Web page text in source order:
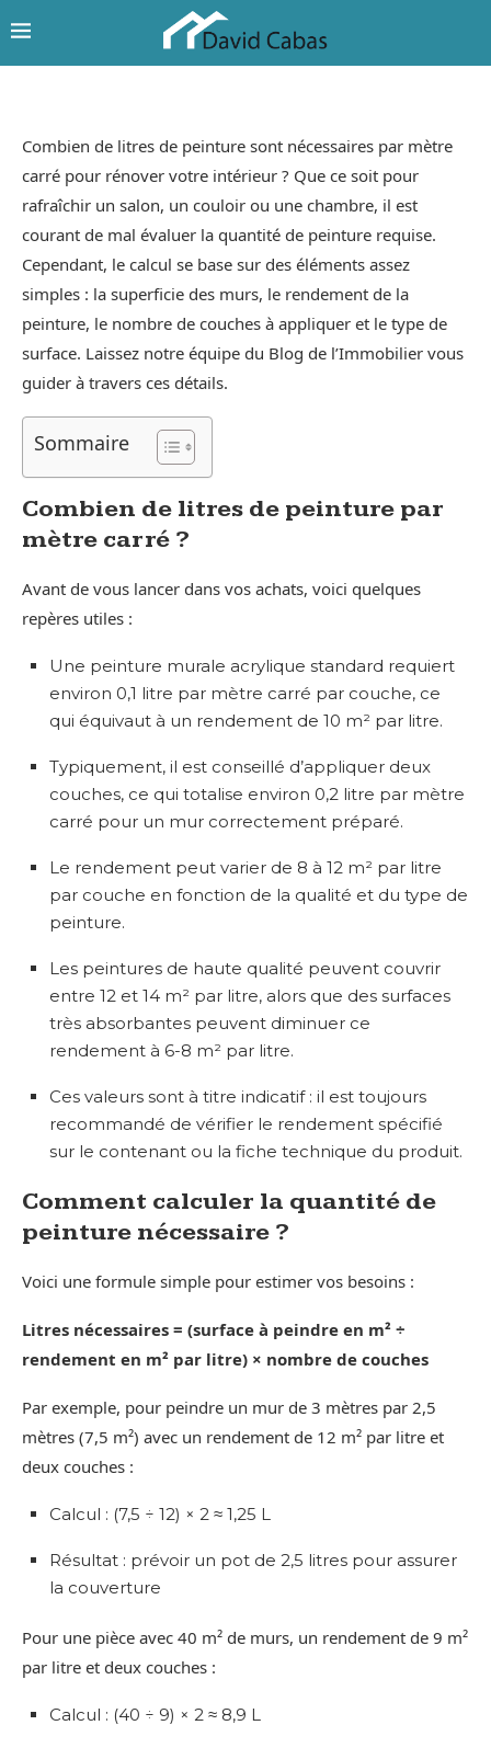
Combien de litres de peinture sont nécessaires par mètre
carré pour rénover votre intérieur ? Que ce soit pour
rafraîchir un salon, un couloir ou une chambre, il est
courant de mal évaluer la quantité de peinture requise.
Cependant, le calcul se base sur des éléments assez
simples : la superficie des murs, le rendement de la
peinture, le nombre de couches à appliquer et le type de
surface. Laissez notre équipe du Blog de l’Immobilier vous
guider à travers ces détails.
Sommaire
Combien de litres de peinture par
mètre carré ?
Avant de vous lancer dans vos achats, voici quelques
repères utiles :
Une peinture murale acrylique standard requiert
environ 0,1 litre par mètre carré par couche, ce
qui équivaut à un rendement de 10 m² par litre.
Typiquement, il est conseillé d’appliquer deux
couches, ce qui totalise environ 0,2 litre par mètre
carré pour un mur correctement préparé.
Le rendement peut varier de 8 à 12 m² par litre
par couche en fonction de la qualité et du type de
peinture.
Les peintures de haute qualité peuvent couvrir
entre 12 et 14 m² par litre, alors que des surfaces
très absorbantes peuvent diminuer ce
rendement à 6-8 m² par litre.
Ces valeurs sont à titre indicatif : il est toujours
recommandé de vérifier le rendement spécifié
sur le contenant ou la fiche technique du produit.
Comment calculer la quantité de
peinture nécessaire ?
Voici une formule simple pour estimer vos besoins :
Litres nécessaires = (surface à peindre en m² ÷
rendement en m² par litre) × nombre de couches
Par exemple, pour peindre un mur de 3 mètres par 2,5
mètres (7,5 m²) avec un rendement de 12 m² par litre et
deux couches :
Calcul : (7,5 ÷ 12) × 2 ≈ 1,25 L
Résultat : prévoir un pot de 2,5 litres pour assurer
la couverture
Pour une pièce avec 40 m² de murs, un rendement de 9 m²
par litre et deux couches :
Calcul : (40 ÷ 9) × 2 ≈ 8,9 L